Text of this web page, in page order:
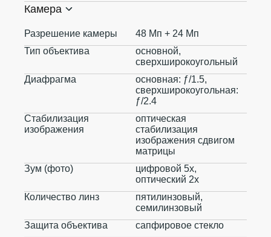
Камера
Разрешение камеры
48 Мп + 24 Мп
Тип объектива
основной,
сверхширокоугольный
Диафрагма
основная: ƒ/1.5,
сверхширокоугольная:
ƒ/2.4
Стабилизация
изображения
оптическая
стабилизация
изображения сдвигом
матрицы
Зум (фото)
цифровой 5x,
оптический 2x
Количество линз
пятилинзовый,
семилинзовый
Защита объектива
сапфировое стекло